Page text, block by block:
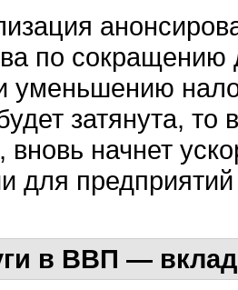
по
затянута, то
вновь начнет
для
в ВВП —